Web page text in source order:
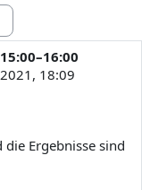
18:09
Ergebnisse sind